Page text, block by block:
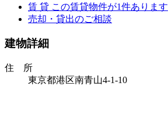
賃 貸 この賃貸物件が1件あります
売却・貸出のご相談
建物詳細
住 所
東京都港区南青山4-1-10